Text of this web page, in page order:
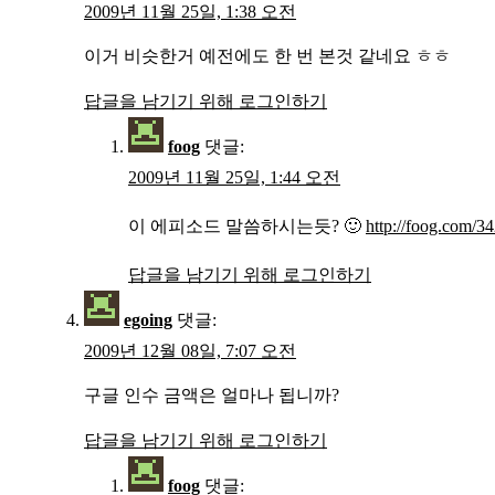
2009년 11월 25일, 1:38 오전
이거 비슷한거 예전에도 한 번 본것 같네요 ㅎㅎ
답글을 남기기 위해 로그인하기
foog 댓글:
2009년 11월 25일, 1:44 오전
이 에피소드 말씀하시는듯? 🙂 http://foog.com/
답글을 남기기 위해 로그인하기
egoing 댓글:
2009년 12월 08일, 7:07 오전
구글 인수 금액은 얼마나 됩니까?
답글을 남기기 위해 로그인하기
foog 댓글: